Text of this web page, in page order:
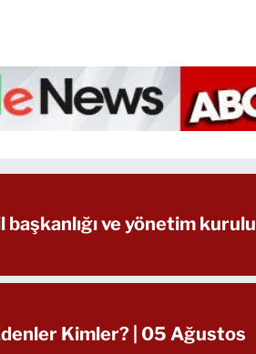
başkanlığı ve yönetim kurulu
Kimler? | 05 Ağustos